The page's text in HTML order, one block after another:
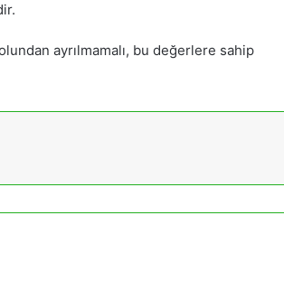
ayrılmamalı, bu değerlere sahip